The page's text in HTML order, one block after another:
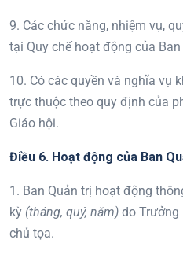
9. Các chức năng, nhiệm vụ,
tại Quy chế hoạt động của
10. Có các quyền và nghĩa vụ
trực thuộc theo quy định của
Giáo hội.
Điều 6. Hoạt động của Ban
1. Ban Quản trị hoạt động
kỳ (tháng, quý, năm) do Trưởng
chủ tọa.